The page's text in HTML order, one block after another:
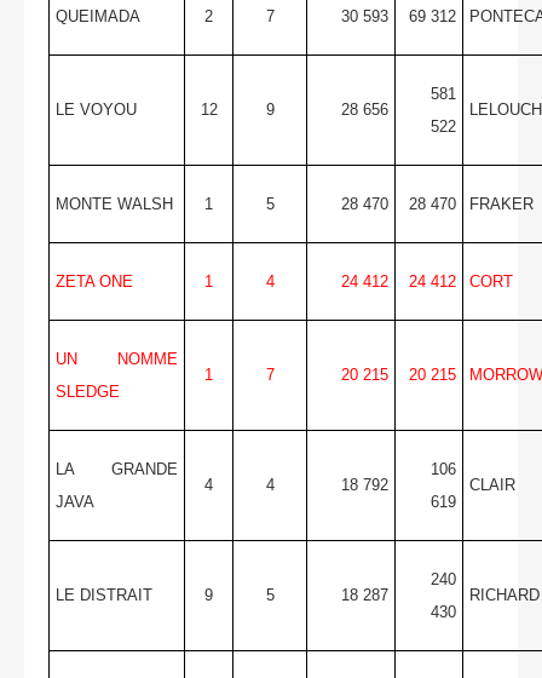
QUEIMADA 2 7 30 593 69 312
LE VOYOU 12 9 28 656
581
522
LELOUCH
MONTE WALSH 1 5 28 470 28 470 FRAKER
ZETA ONE 1 4 24 412 24 412 CORT
UN NOMME
SLEDGE
1 7 20 215 20 215 MORROW
LA GRANDE
JAVA
4 4 18 792
106
619
CLAIR
LE DISTRAIT 9 5 18 287
240
430
RICHARD